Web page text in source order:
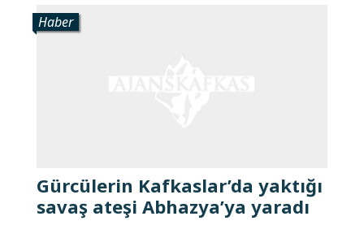
Haber
Gürcülerin Kafkaslar’da yaktığı
savaş ateşi Abhazya’ya yaradı